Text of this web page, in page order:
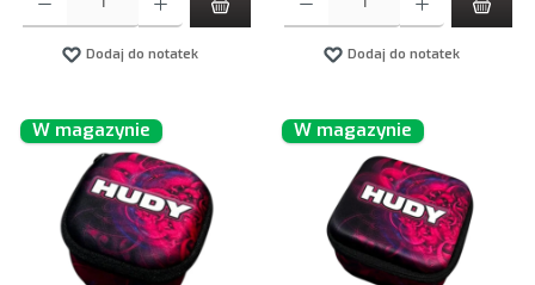
Dodaj do notatek Dodaj do notatek
W magazynie W magazynie